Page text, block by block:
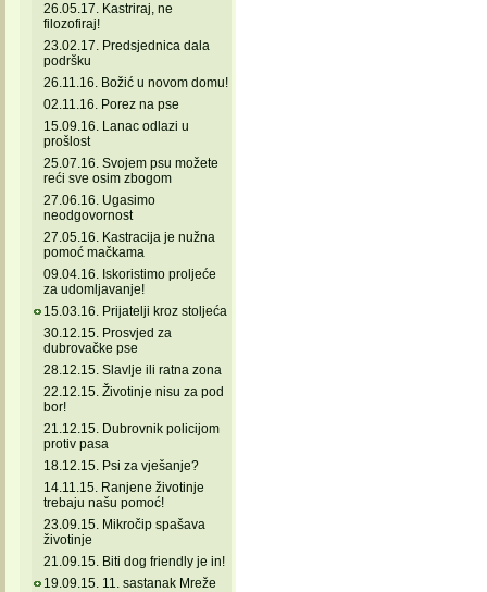
26.05.17. Kastriraj, ne
filozofiraj!
23.02.17. Predsjednica dala
podršku
26.11.16. Božić u novom domu!
02.11.16. Porez na pse
15.09.16. Lanac odlazi u
prošlost
25.07.16. Svojem psu možete
reći sve osim zbogom
27.06.16. Ugasimo
neodgovornost
27.05.16. Kastracija je nužna
pomoć mačkama
09.04.16. Iskoristimo proljeće
za udomljavanje!
15.03.16. Prijatelji kroz stoljeća
30.12.15. Prosvjed za
dubrovačke pse
28.12.15. Slavlje ili ratna zona
22.12.15. Životinje nisu za pod
bor!
21.12.15. Dubrovnik policijom
protiv pasa
18.12.15. Psi za vješanje?
14.11.15. Ranjene životinje
trebaju našu pomoć!
23.09.15. Mikročip spašava
životinje
21.09.15. Biti dog friendly je in!
19.09.15. 11. sastanak Mreže